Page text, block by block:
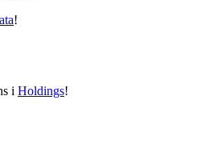
!
i Holdings!